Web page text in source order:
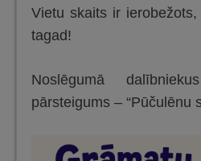
Vietu skaits ir
tagad!
Noslēgumā
pārsteigums – “Pūčulēnu